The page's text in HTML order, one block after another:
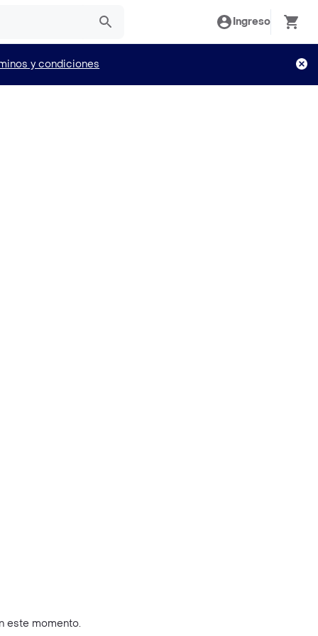
Ingreso
y condiciones
este momento.